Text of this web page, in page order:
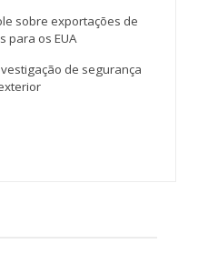
sobre exportações de
para os EUA
de segurança